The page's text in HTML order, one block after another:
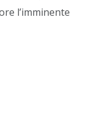
l’imminente